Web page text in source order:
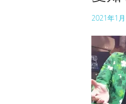
2021年1